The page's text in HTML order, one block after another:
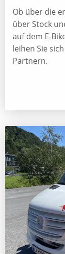
Ob über die
über Stock
auf dem E-
leihen Sie
Partnern.